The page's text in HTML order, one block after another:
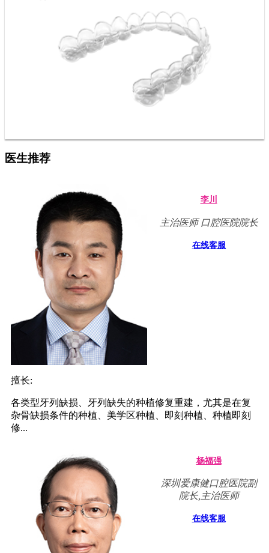
医生推荐
李川
主治医师 口腔医院院长
在线客服
擅长:
各类型牙列缺损、牙列缺失的种植修复重建，尤其是在复
杂骨缺损条件的种植、美学区种植、即刻种植、种植即刻
修...
杨福强
深圳爱康健口腔医院副
院长,主治医师
在线客服